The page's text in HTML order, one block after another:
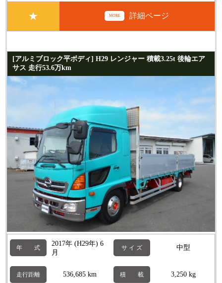
★ MORE 詳細ページ
[アルミブロック平ボディ] H29 レンジャー 積載3.25t 後輪エア
サス 走行53.6万km
年 式
2017年 (H29年) 6
月
サ イ ズ 中型
走行距離 536,685 km 積 載 3,250 kg